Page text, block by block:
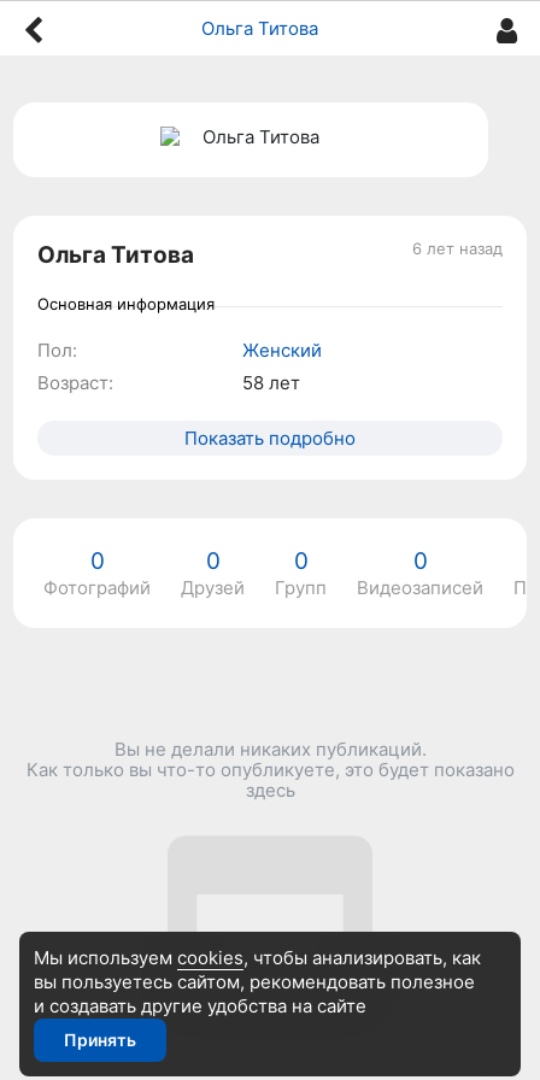
Ольга Титова
6 лет назад
Ольга Титова
Основная информация
Пол:
Женский
Возраст:
58 лет
Показать подробно
0
Фотографий
0
Друзей
0
Групп
0
Видеозаписей
Вы не делали никаких публикаций.
Как только вы что-то опубликуете, это будет показано
здесь
Мы используем cookies, чтобы анализировать, как
вы пользуетесь сайтом, рекомендовать полезное
и создавать другие удобства на сайте
Принять